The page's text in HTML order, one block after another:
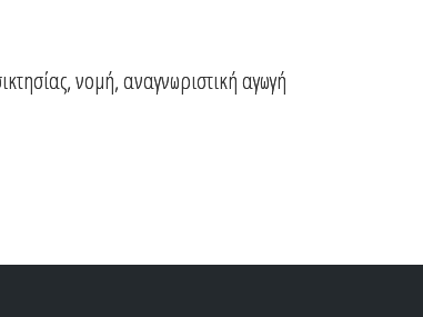
νομή, αναγνωριστική αγωγή